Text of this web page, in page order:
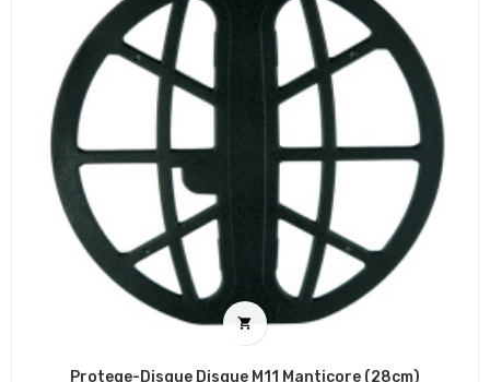

Protege-Disque Disque M11 Manticore (28cm)